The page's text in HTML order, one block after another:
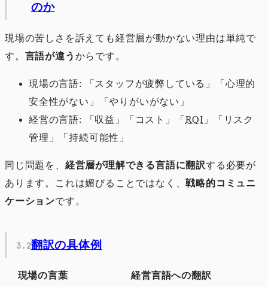
のか
現場の苦しさを訴えても経営層が動かない理由は単純で
す。 言語が違う からです。
現場の言語: 「スタッフが疲弊している」「心理的
安全性がない」「やりがいがない」
経営の言語: 「収益」「コスト」「 ROI 」「リスク
管理」「持続可能性」
同じ問題を、 経営層が理解できる言語に翻訳する必要が
あります。これは媚びることではなく、戦略的コミュニ
ケーションです。
翻訳の具体例
現場の言葉 経営言語への翻訳